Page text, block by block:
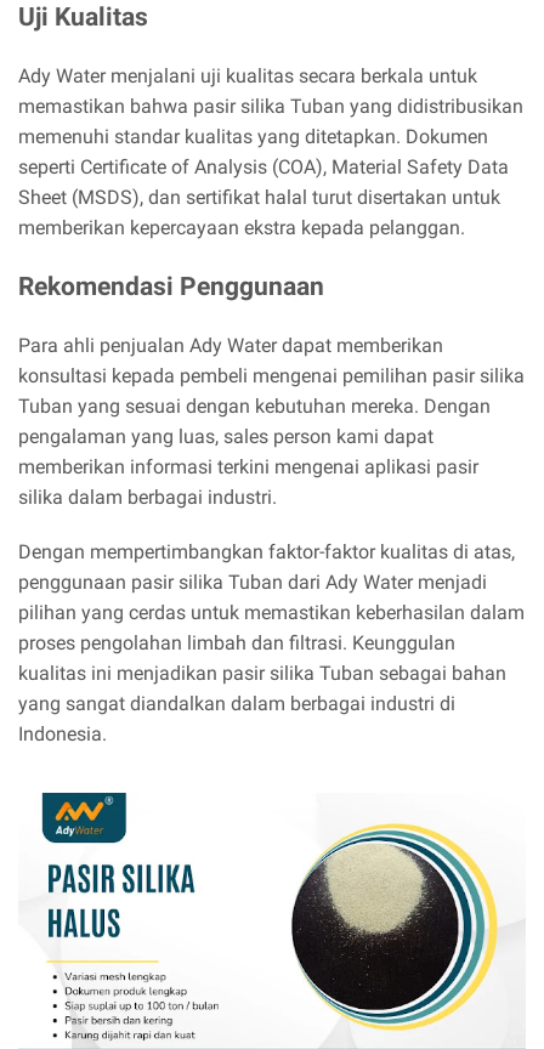
Uji Kualitas
Ady Water menjalani uji kualitas secara berkala untuk
memastikan bahwa pasir silika Tuban yang didistribusikan
memenuhi standar kualitas yang ditetapkan. Dokumen
seperti Certificate of Analysis (COA), Material Safety Data
Sheet (MSDS), dan sertifikat halal turut disertakan untuk
memberikan kepercayaan ekstra kepada pelanggan.
Rekomendasi Penggunaan
Para ahli penjualan Ady Water dapat memberikan
konsultasi kepada pembeli mengenai pemilihan pasir silika
Tuban yang sesuai dengan kebutuhan mereka. Dengan
pengalaman yang luas, sales person kami dapat
memberikan informasi terkini mengenai aplikasi pasir
silika dalam berbagai industri.
Dengan mempertimbangkan faktor-faktor kualitas di atas,
penggunaan pasir silika Tuban dari Ady Water menjadi
pilihan yang cerdas untuk memastikan keberhasilan dalam
proses pengolahan limbah dan filtrasi. Keunggulan
kualitas ini menjadikan pasir silika Tuban sebagai bahan
yang sangat diandalkan dalam berbagai industri di
Indonesia.